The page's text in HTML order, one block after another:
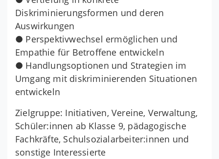
Diskriminierungsformen und deren
Auswirkungen
● Perspektivwechsel ermöglichen und
Empathie für Betroffene entwickeln
● Handlungsoptionen und Strategien im
Umgang mit diskriminierenden Situationen
entwickeln
Zielgruppe: Initiativen, Vereine, Verwaltung,
Schüler:innen ab Klasse 9, pädagogische
Fachkräfte, Schulsozialarbeiter:innen und
sonstige Interessierte